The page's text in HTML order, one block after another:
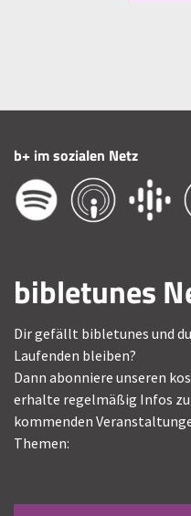
b+ im sozialen Netz
bibletunes
Dir gefällt bibletunes und
Laufenden bleiben?
Dann abonniere unseren
erhalte regelmäßig Infos zu
kommenden
Themen: